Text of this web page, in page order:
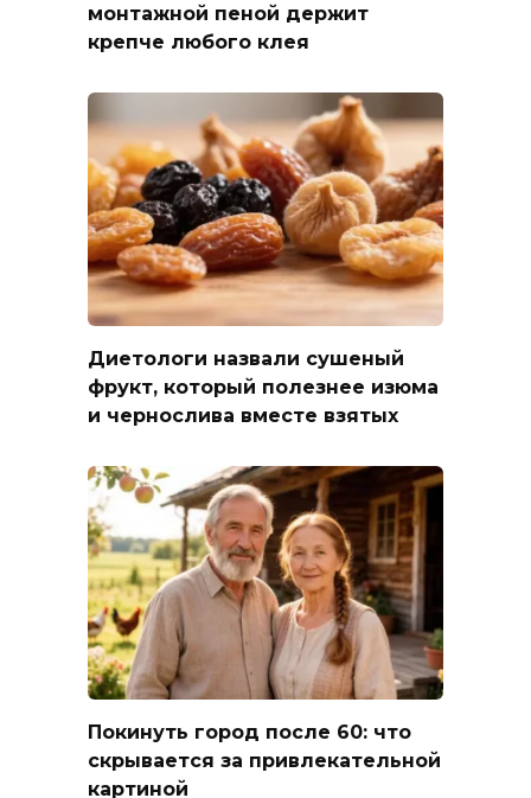
монтажной пеной держит
крепче любого клея
Диетологи назвали сушеный
фрукт, который полезнее изюма
и чернослива вместе взятых
Покинуть город после 60: что
скрывается за привлекательной
картиной